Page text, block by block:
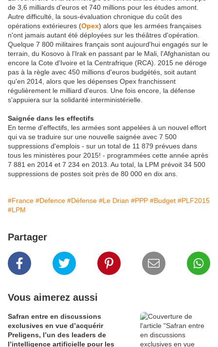
de 3,6 milliards d'euros et 740 millions pour les études amont.
Autre difficulté, la sous-évaluation chronique du coût des
opérations extérieures (Opex) alors que les armées françaises
n'ont jamais autant été déployées sur les théâtres d'opération.
Quelque 7 800 militaires français sont aujourd'hui engagés sur le
terrain, du Kosovo à l'Irak en passant par le Mali, l'Afghanistan ou
encore la Cote d'Ivoire et la Centrafrique (RCA). 2015 ne déroge
pas à la règle avec 450 millions d'euros budgétés, soit autant
qu'en 2014, alors que les dépenses Opex franchissent
régulièrement le milliard d'euros. Une fois encore, la défense
s'appuiera sur la solidarité interministérielle.
Saignée dans les effectifs
En terme d'effectifs, les armées sont appelées à un nouvel effort
qui va se traduire sur une nouvelle saignée avec 7 500
suppressions d'emplois - sur un total de 11 879 prévues dans
tous les ministères pour 2015! - programmées cette année après
7 881 en 2014 et 7 234 en 2013. Au total, la LPM prévoit 34 500
suppressions de postes soit près de 80 000 en dix ans.
#France #Defence #Défense #Le Drian #PPP #Budget #PLF2015
#LPM
Partager
Vous aimerez aussi
Safran entre en discussions
exclusives en vue d’acquérir
Preligens, l’un des leaders de
l’intelligence artificielle pour les